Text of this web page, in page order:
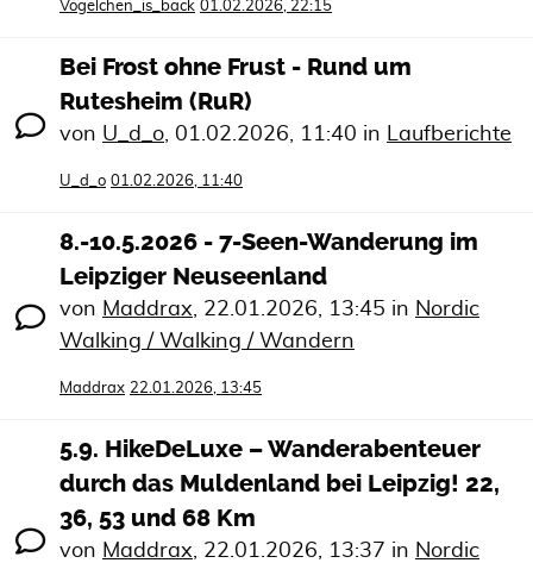
Vögelchen_is_back 01.02.2026, 22:15
Bei Frost ohne Frust - Rund um
Rutesheim (RuR)
von U_d_o, 01.02.2026, 11:40 in Laufberichte
U_d_o 01.02.2026, 11:40
8.-10.5.2026 - 7-Seen-Wanderung im
Leipziger Neuseenland
von Maddrax, 22.01.2026, 13:45 in Nordic
Walking / Walking / Wandern
Maddrax 22.01.2026, 13:45
5.9. HikeDeLuxe – Wanderabenteuer
durch das Muldenland bei Leipzig! 22,
36, 53 und 68 Km
von Maddrax, 22.01.2026, 13:37 in Nordic